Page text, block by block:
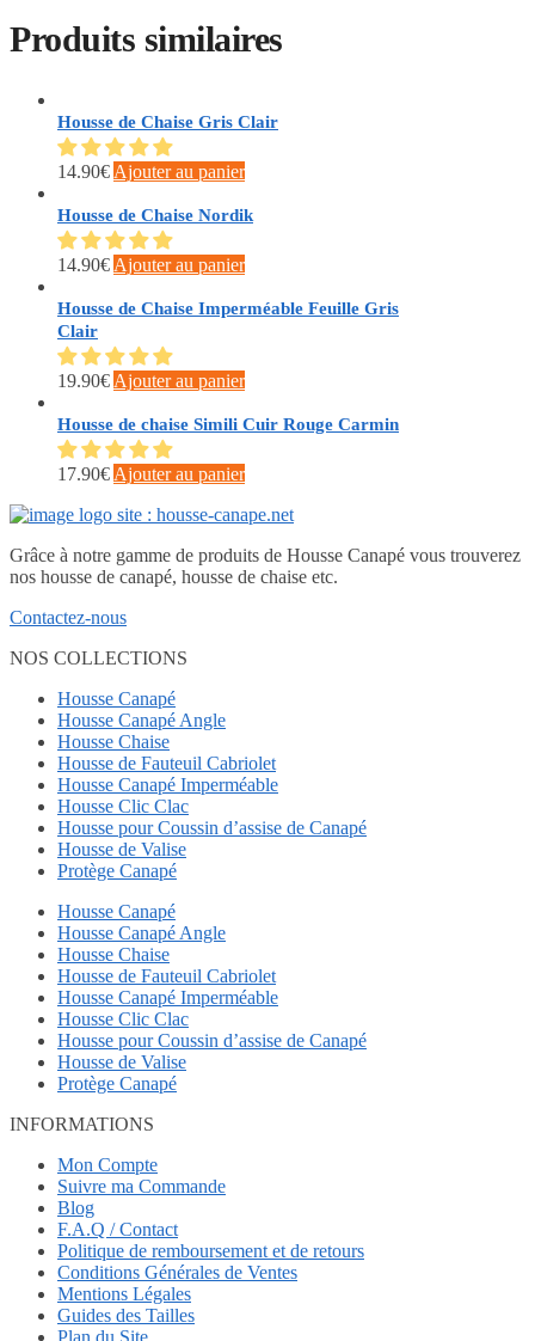
Produits similaires
Housse de Chaise Gris Clair
14.90€Ajouter au panier
Housse de Chaise Nordik
14.90€Ajouter au panier
Housse de Chaise Imperméable Feuille Gris
Clair
19.90€Ajouter au panier
Housse de chaise Simili Cuir Rouge Carmin
17.90€Ajouter au panier
Grâce à notre gamme de produits de Housse Canapé vous trouverez
nos housse de canapé, housse de chaise etc.
Contactez-nous
NOS COLLECTIONS
Housse Canapé
Housse Canapé Angle
Housse Chaise
Housse de Fauteuil Cabriolet
Housse Canapé Imperméable
Housse Clic Clac
Housse pour Coussin d’assise de Canapé
Housse de Valise
Protège Canapé
Housse Canapé
Housse Canapé Angle
Housse Chaise
Housse de Fauteuil Cabriolet
Housse Canapé Imperméable
Housse Clic Clac
Housse pour Coussin d’assise de Canapé
Housse de Valise
Protège Canapé
INFORMATIONS
Mon Compte
Suivre ma Commande
Blog
F.A.Q / Contact
Politique de remboursement et de retours
Conditions Générales de Ventes
Mentions Légales
Guides des Tailles